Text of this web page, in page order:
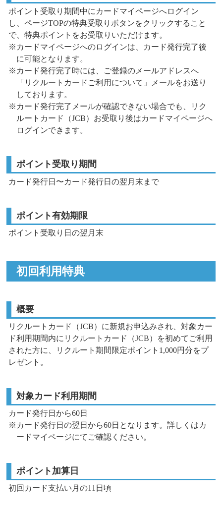
ポイント受取り期間中にカードマイページへログイン
し、ページTOPの特典受取りボタンをクリックすること
で、特典ポイントをお受取りいただけます。
※カードマイページへのログインは、カード発行完了後
に可能となります。
※カード発行完了時には、ご登録のメールアドレスへ
「リクルートカードご利用について」メールをお送り
しております。
※カード発行完了メールが確認できない場合でも、リク
ルートカード（JCB）お受取り後はカードマイページへ
ログインできます。
ポイント受取り期間
カード発行日〜カード発行日の翌月末まで
ポイント有効期限
ポイント受取り日の翌月末
初回利用特典
概要
リクルートカード（JCB）に新規お申込みされ、対象カー
ド利用期間内にリクルートカード（JCB）を初めてご利用
された方に、
リクルート期間限定ポイント1,000円分をプ
レゼント。
対象カード利用期間
カード発行日から60日
※カード発行日の翌日から60日となります。詳しくはカ
ードマイページにてご確認ください。
ポイント加算日
初回カード支払い月の11日頃